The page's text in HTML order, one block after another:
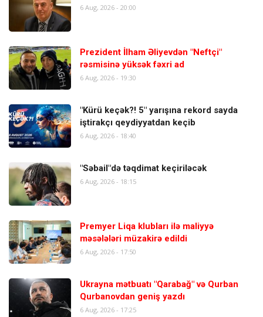
6 Aug, 2026 - 20:00
Prezident İlham Əliyevdən "Neftçi"
rəsmisinə yüksək fəxri ad
6 Aug, 2026 - 19:30
"Kürü keçək?! 5" yarışına rekord sayda
iştirakçı qeydiyyatdan keçib
6 Aug, 2026 - 18:40
"Səbail"də təqdimat keçiriləcək
6 Aug, 2026 - 18:15
Premyer Liqa klubları ilə maliyyə
məsələləri müzakirə edildi
6 Aug, 2026 - 17:50
Ukrayna mətbuatı "Qarabağ" və Qurban
Qurbanovdan geniş yazdı
6 Aug, 2026 - 17:25